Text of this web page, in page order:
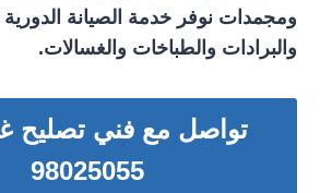
ومجمدات نوفر خدمة الصيانة الدورية
والبرادات والطباخات والغسالات.
تواصل مع فني تصليح
98025055